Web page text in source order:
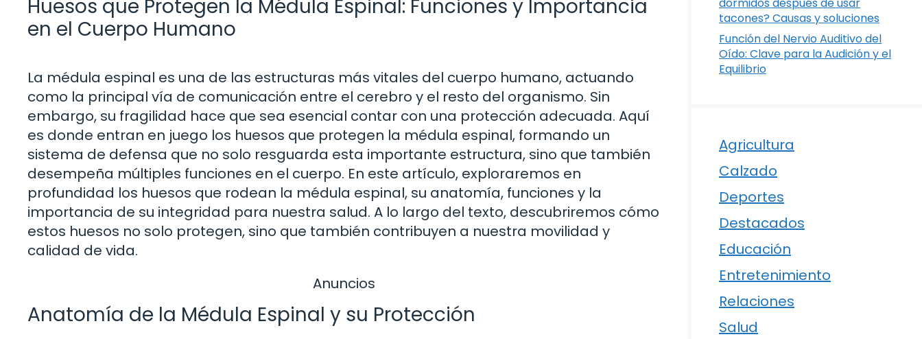
Huesos que Protegen la Médula Espinal: Funciones y Importancia
en el Cuerpo Humano
La médula espinal es una de las estructuras más vitales del cuerpo humano, actuando
como la principal vía de comunicación entre el cerebro y el resto del organismo. Sin
embargo, su fragilidad hace que sea esencial contar con una protección adecuada. Aquí
es donde entran en juego los huesos que protegen la médula espinal, formando un
sistema de defensa que no solo resguarda esta importante estructura, sino que también
desempeña múltiples funciones en el cuerpo. En este artículo, exploraremos en
profundidad los huesos que rodean la médula espinal, su anatomía, funciones y la
importancia de su integridad para nuestra salud. A lo largo del texto, descubriremos cómo
estos huesos no solo protegen, sino que también contribuyen a nuestra movilidad y
calidad de vida.
Anuncios
Anatomía de la Médula Espinal y su Protección
tacones? Causas y soluciones
Función del Nervio Auditivo del
Oído: Clave para la Audición y el
Equilibrio
Agricultura
Calzado
Deportes
Destacados
Educación
Entretenimiento
Relaciones
Salud